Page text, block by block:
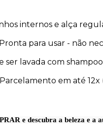
internos e alça
para usar - não
ser lavada com
em até 12x
e descubra a beleza e a